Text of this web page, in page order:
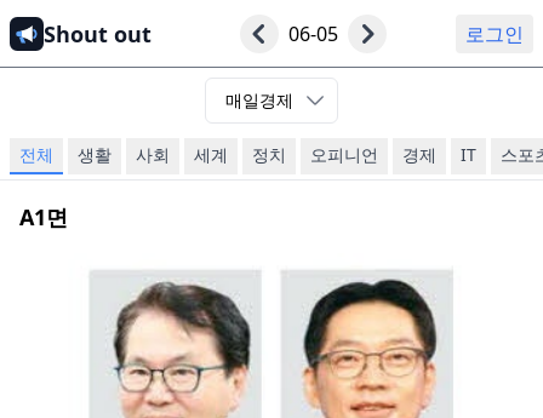
Shout out 06-05 로그인
매일경제
전체 생활 사회 세계 정치 오피니언 경제 IT 스포
A1면